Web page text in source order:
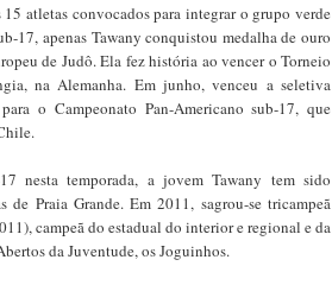
15 atletas convocados para integrar o grupo verde
17, apenas Tawany conquistou medalha de ouro
de Judô. Ela fez história ao vencer o Torneio
na Alemanha. Em junho, venceu a seletiva
o Campeonato Pan-Americano sub-17, que
nesta temporada, a jovem Tawany tem sido
de Praia Grande. Em 2011, sagrou-se tricampeã
campeã do estadual do interior e regional e da
da Juventude, os Joguinhos.